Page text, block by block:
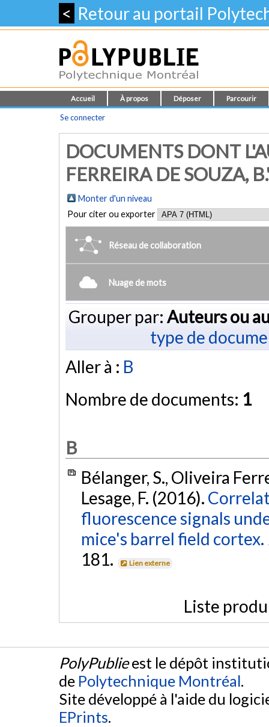
< Retour au portail
Accueil À propos Déposer Parcourir
Se connecter
DOCUMENTS DONT
FERREIRA DE SOUZA,
Monter d'un niveau
Pour citer ou exporter
Réseau de collaboration
Nuage de mots
Grouper par: Auteurs ou
type de
Aller à : B
Nombre de documents: 1
B
Bélanger, S., Oliveira
Lesage, F. (2016).
fluorescence signals
mice's barrel field cortex.
181.
Lien externe
Liste
PolyPublieest le dépôt
de Polytechnique Montréal.
Site développé à l'aide du
EPrints.